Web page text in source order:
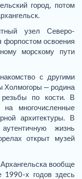
город, потом
узел Северо-
форпостом освоения
морскому пути
с другими
Холмогоры — родина
резьбы по кости. В
на многочисленные
архитектуры. В
жизнь
открыт музей
вообще
х годов здесь